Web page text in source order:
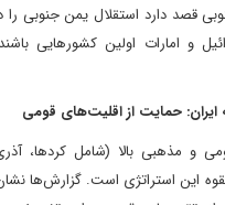
و امارات اولین کشورهایی
حمایت از اقلیت‌های قومی
و مذهبی بالا (شامل کردها،
این استراتژی است. گزارش‌ها